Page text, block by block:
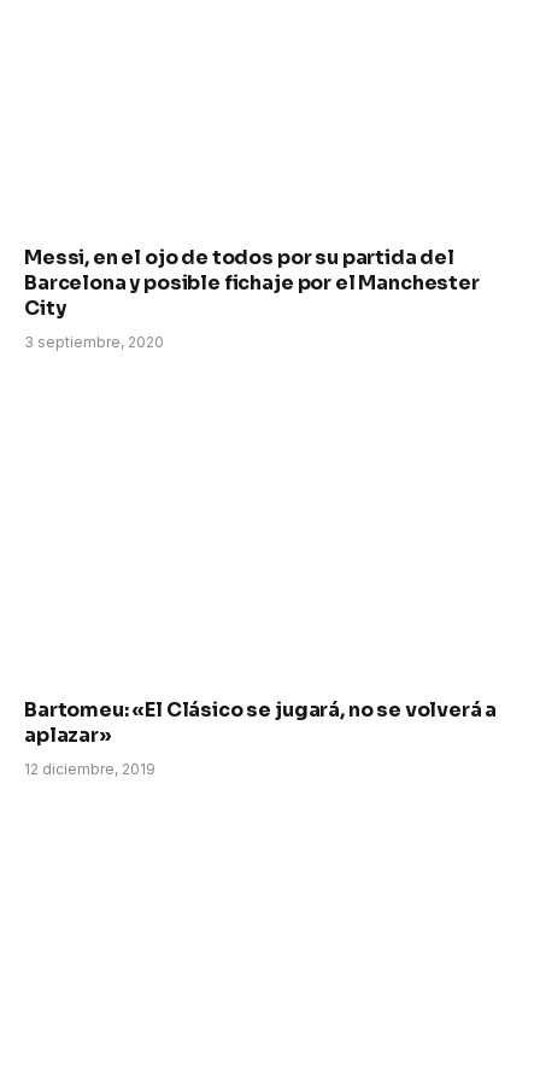
Messi, en el ojo de todos por su partida del
Barcelona y posible fichaje por el Manchester
City
3 septiembre, 2020
Bartomeu: «El Clásico se jugará, no se volverá a
aplazar»
12 diciembre, 2019